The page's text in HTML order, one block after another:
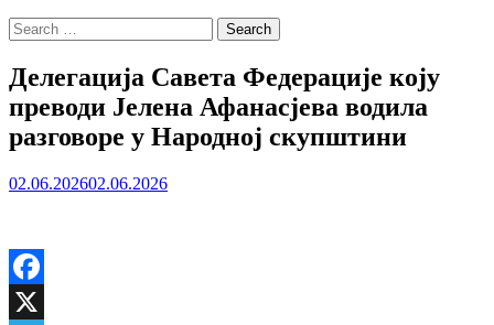
Search
for:
Делегација Савета Федерације коју
преводи Јелена Афанасјева водила
разговоре у Народној скупштини
02.06.202602.06.2026
Facebook